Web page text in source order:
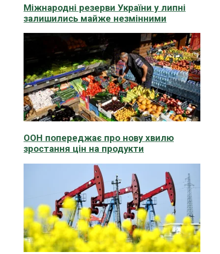
Міжнародні резерви України у липні
залишились майже незмінними
ООН попереджає про нову хвилю
зростання цін на продукти